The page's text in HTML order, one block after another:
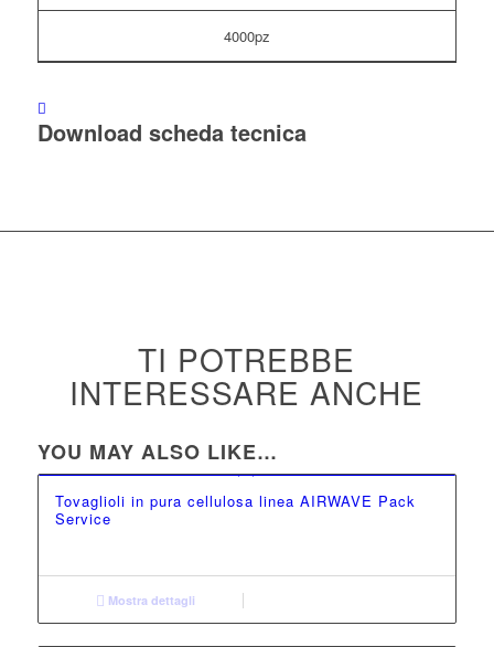
4000pz
Download scheda tecnica
TI POTREBBE
INTERESSARE ANCHE
YOU MAY ALSO LIKE…
Tovaglioli in pura cellulosa linea AIRWAVE Pack
Service
Mostra dettagli